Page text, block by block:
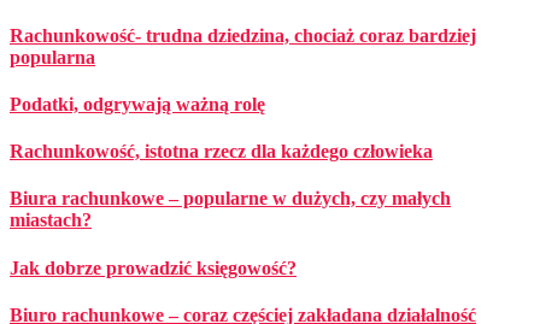
Rachunkowość- trudna dziedzina, chociaż coraz bardziej
popularna
Podatki, odgrywają ważną rolę
Rachunkowość, istotna rzecz dla każdego człowieka
Biura rachunkowe – popularne w dużych, czy małych
miastach?
Jak dobrze prowadzić księgowość?
Biuro rachunkowe – coraz częściej zakładana działalność